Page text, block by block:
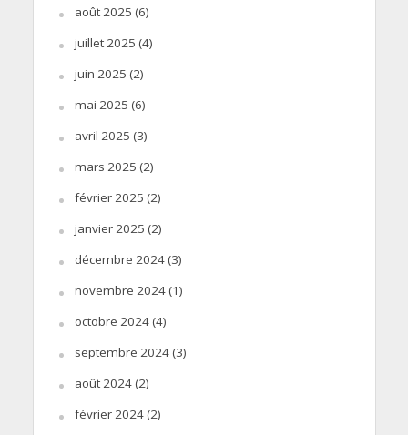
août 2025 (6)
juillet 2025 (4)
juin 2025 (2)
mai 2025 (6)
avril 2025 (3)
mars 2025 (2)
février 2025 (2)
janvier 2025 (2)
décembre 2024(3)
novembre 2024(1)
octobre 2024(4)
septembre 2024(3)
août 2024(2)
février 2024(2)